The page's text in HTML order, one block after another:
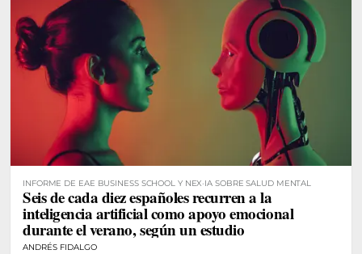
INFORME DE EAE BUSINESS SCHOOL Y NEX·IA SOBRE SALUD MENTAL
Seis de cada diez españoles recurren a la
inteligencia artificial como apoyo emocional
durante el verano, según un estudio
ANDRÉS FIDALGO